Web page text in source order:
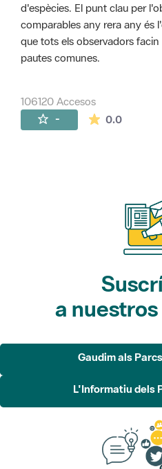
d'espècies. El punt clau per
comparables any rera any és
que tots els observadors
pautes comunes.
106120 Accesos
- 0.0La
a
Gaudim als
L'Informatiu dels